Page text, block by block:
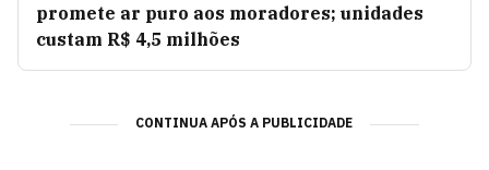
promete ar puro aos moradores; unidades
custam R$ 4,5 milhões
CONTINUA APÓS A PUBLICIDADE